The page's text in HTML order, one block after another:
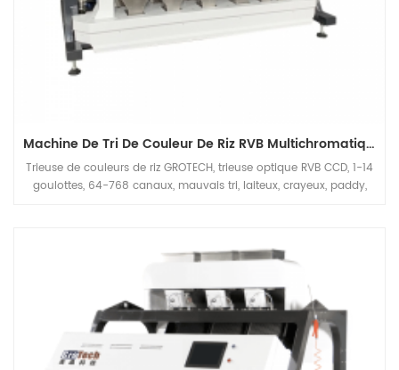
Machine De Tri De Couleur De Riz RVB Multichromatique
Trieuse de couleurs de riz GROTECH, trieuse optique RVB CCD, 1-14
goulottes, 64-768 canaux, mauvais tri, laiteux, crayeux, paddy,